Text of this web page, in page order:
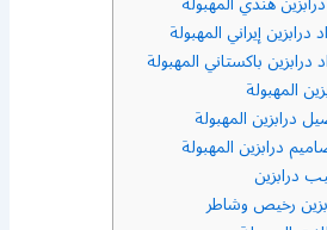
إيراني المهبولة
باكستاني المهبولة
المهبولة
درابزين المهبولة
درابزين المهبولة
درابزين
رخيص وشاطر